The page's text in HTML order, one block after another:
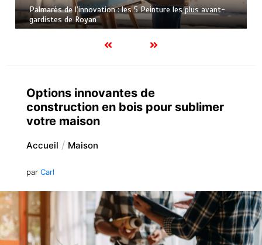
Tout corps d état : comprendre ce que recouvre ce terme
dans le bâtiment
Options innovantes de
construction en bois pour sublimer
votre maison
Accueil Maison
par Carl